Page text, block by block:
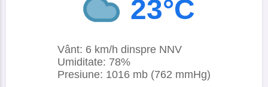
23°C
Vânt: 6 km/h dinspre NNV
Umiditate: 78%
Presiune: 1016 mb (762 mmHg)